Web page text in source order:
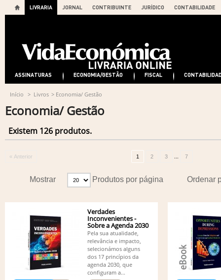
LIVRARIA JORNAL CONTRIBUINTE JURÍDICO CONTABILIDADE
ASSINATURAS ECONOMIA/GESTÃO FISCAL
Início > Livros > Economia/ Gestão
Economia/ Gestão
Existem 126 produtos.
« Anterior 1 2 3 ... 7
Ordenar
Mostrar Produtos por página
Verdades
Inconvenientes -
Sobre a Agenda 2030
Pela sua atualidade,
relevância e impacto,
selecionámos alguns
dos 17 princípios da
agenda 2030, que
configuram a...